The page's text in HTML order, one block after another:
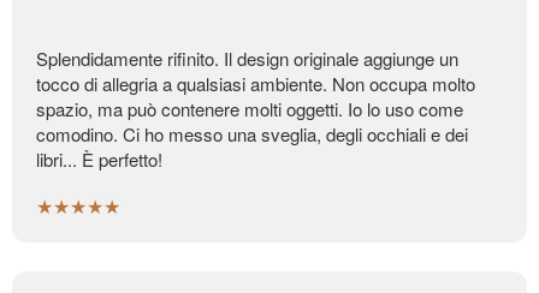
Splendidamente rifinito. Il design originale aggiunge un
tocco di allegria a qualsiasi ambiente. Non occupa molto
spazio, ma può contenere molti oggetti. Io lo uso come
comodino. Ci ho messo una sveglia, degli occhiali e dei
libri... È perfetto!
★★★★★